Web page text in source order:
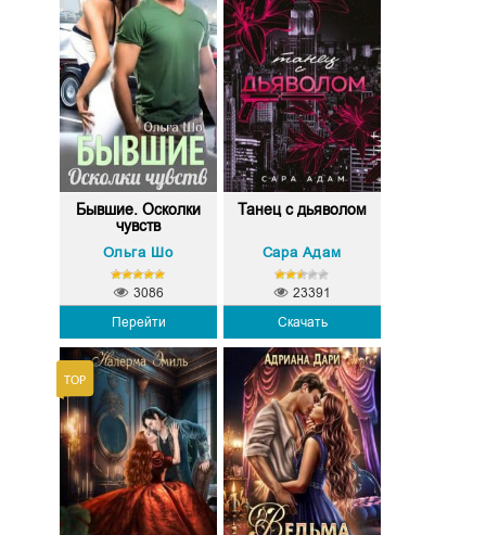
Бывшие. Осколки
чувств
Ольга Шо
Перейти
3086
Танец с дьяволом
Сара Адам
Скачать
23391